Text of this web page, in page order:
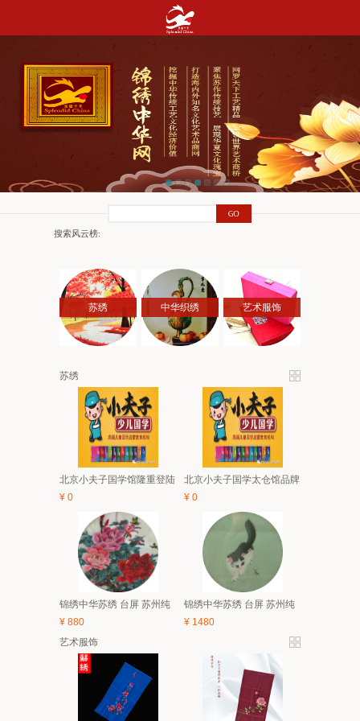
搜索风云榜:
苏绣 中华织绣 艺术服饰
苏绣
北京小夫子国学馆隆重登陆
活动开始啦！
¥ 0
北京小夫子国学太仓馆品牌
营简介
¥ 0
锦绣中华苏绣 台屏 苏州纯
装饰画 礼品
¥ 880
锦绣中华苏绣 台屏 苏州纯
装饰画 礼品
¥ 1480
艺术服饰